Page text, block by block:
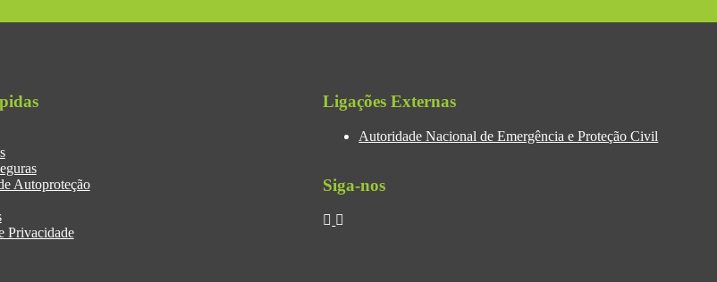
Autoproteção
Privacidade
Ligações Externas
Autoridade Nacional de Emergência e Proteção Civil
Siga-nos